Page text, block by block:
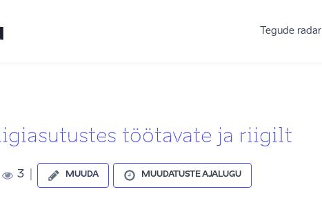
Tegude radar
töötavate ja riigilt
3 MUUDA MUUDATUSTE AJALUGU